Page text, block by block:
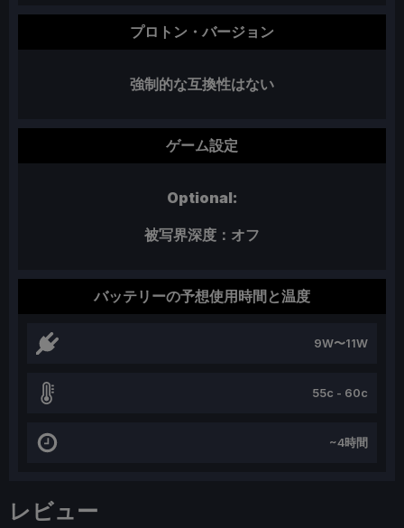
レビュー
プロトン・バージョン
強制的な互換性はない
ゲーム設定
Optional:
被写界深度：オフ
バッテリーの予想使用時間と温度
9W〜11W
55c - 60c
~4時間